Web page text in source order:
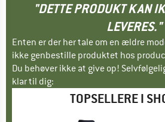
"DETTE PRODUKT KAN
LEVERES."
Enten er der her tale om en ældre
ikke genbestille produktet hos
Du behøver ikke at give op!
klar til dig:
TOPSELLERE I